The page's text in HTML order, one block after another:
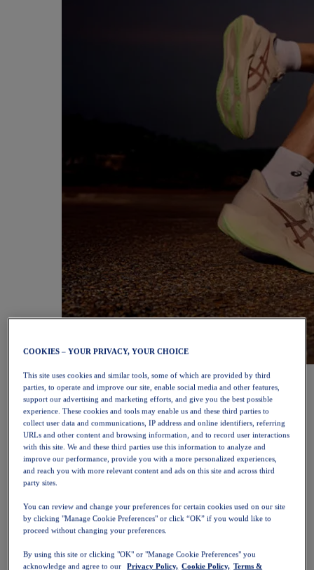
NOVABLAST™ 6 Kup teraz
Damskie
Polecane
Nowości
Bestsellery
PLATINUM Collection
Kolekcja PERFORMANCE LIFE
NOVABLAST™ 6
Obuwie
Bieganie w terenie
Tenis
Siatkówka
Padel
Netball
COOKIES – YOUR PRIVACY, YOUR CHOICE
This site uses cookies and similar tools, some of which are provided by third
parties, to operate and improve our site, enable social media and other features,
support our advertising and marketing efforts, and give you the best possible
experience. These cookies and tools may enable us and these third parties to
collect user data and communications, IP address and online identifiers, referring
URLs and other content and browsing information, and to record user interactions
with this site. We and these third parties use this information to analyze and
improve our performance, provide you with a more personalized experiences,
and reach you with more relevant content and ads on this site and across third
party sites.
You can review and change your preferences for certain cookies used on our site
by clicking "Manage Cookie Preferences" or click “OK” if you would like to
proceed without changing your preferences.
By using this site or clicking "OK" or "Manage Cookie Preferences" you
acknowledge and agree to our
Privacy Policy, Cookie Policy, Terms &